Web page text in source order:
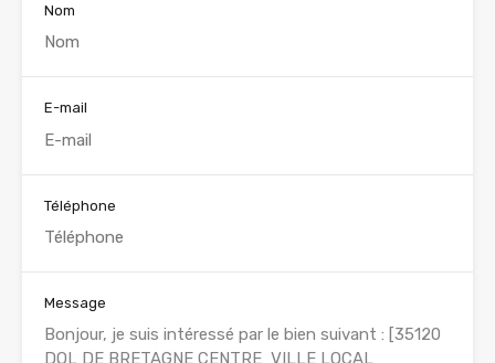
Nom
E-mail
Téléphone
Message